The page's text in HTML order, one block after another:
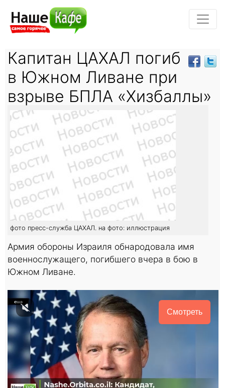
Капитан ЦАХАЛ погиб
в Южном Ливане при
взрыве БПЛА «Хизбаллы»
фото пресс-служба ЦАХАЛ. на фото: иллюстрация
Армия обороны Израиля обнародовала имя
военнослужащего, погибшего вчера в бою в
Южном Ливане.
Смотреть